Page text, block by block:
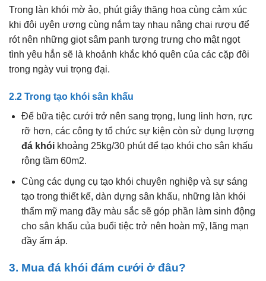
Trong làn khói mờ ảo, phút giây thăng hoa cùng cảm xúc
khi đôi uyên ương cùng nắm tay nhau nâng chai rượu để
rót nên những giọt sâm panh tượng trưng cho mật ngọt
tình yêu hẳn sẽ là khoảnh khắc khó quên của các cặp đôi
trong ngày vui trọng đại.
2.2 Trong tạo khói sân khấu
Để bữa tiệc cưới trở nên sang trọng, lung linh hơn, rực
rỡ hơn, các công ty tổ chức sự kiện còn sử dụng lượng
đá khóikhoảng 25kg/30 phút để tạo khói cho sân khấu
rộng tầm 60m2.
Cùng các dụng cụ tạo khói chuyên nghiệp và sự sáng
tạo trong thiết kế, dàn dựng sân khấu, những làn khói
thẩm mỹ mang đầy màu sắc sẽ góp phần làm sinh động
cho sân khấu của buổi tiệc trở nên hoàn mỹ, lãng mạn
đầy ấm áp.
3. Mua đá khói đám cưới ở đâu?